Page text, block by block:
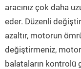
aracınız çok daha
eder. Düzenli
azaltır, motorun
değiştirmeniz, motor
balataların kontrolü